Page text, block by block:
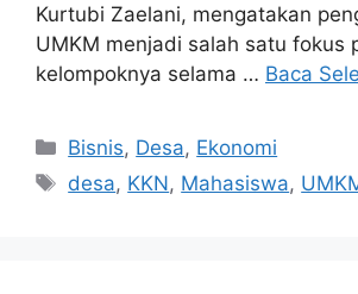
Kurtubi Zaelani, mengatakan
UMKM menjadi salah satu fokus
kelompoknya selama … Baca
Kategori
Bisnis, Desa, Ekonomi
Tag
desa, KKN, Mahasiswa,